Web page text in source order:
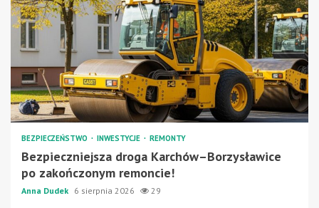
BEZPIECZEŃSTWO INWESTYCJE REMONTY
Bezpieczniejsza droga Karchów–Borzysławice
po zakończonym remoncie!
Anna Dudek 6 sierpnia 2026 29